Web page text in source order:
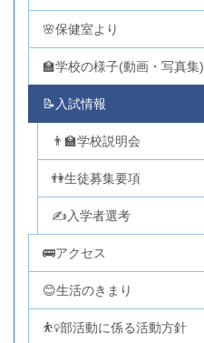
🌸保健室より
🏫学校の様子(動画・写真集)
📝入試情報
👨‍🏫学校説明会
👫生徒募集要項
✍入学者選考
🚌アクセス
😊生活のきまり
⛹️‍♀️部活動に係る活動方針